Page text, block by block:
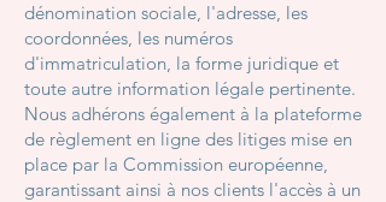
dénomination sociale, l'adresse, les
coordonnées, les numéros
d'immatriculation, la forme juridique et
toute autre information légale pertinente.
Nous adhérons également à la plateforme
de règlement en ligne des litiges mise en
place par la Commission européenne,
garantissant ainsi à nos clients l'accès à un